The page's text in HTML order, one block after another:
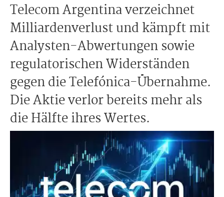
Telecom Argentina verzeichnet
Milliardenverlust und kämpft mit
Analysten-Abwertungen sowie
regulatorischen Widerständen
gegen die Telefónica-Übernahme.
Die Aktie verlor bereits mehr als
die Hälfte ihres Wertes.